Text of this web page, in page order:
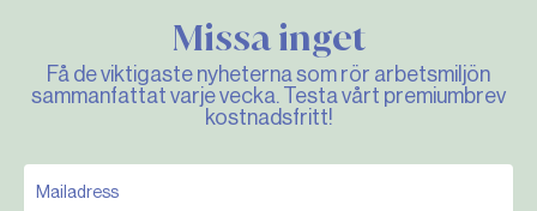
Missa inget
Få de viktigaste nyheterna som rör arbetsmiljön
sammanfattat varje vecka. Testa vårt premiumbrev
kostnadsfritt!